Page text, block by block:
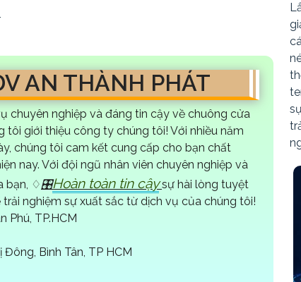
AN THÀNH PHÁT
chuyên nghiệp và đáng tin cậy về chuông cửa
tôi giới thiệu công ty chúng tôi! Với nhiều năm
chúng tôi cam kết cung cấp cho bạn chất
nay. Với đội ngũ nhân viên chuyên nghiệp và
bạn, ♢🎛Hoàn toàn tin cậy sự hài lòng tuyệt
nghiệm sự xuất sắc từ dịch vụ của chúng tôi!
Phú, TP.HCM
Bình Tân, TP HCM